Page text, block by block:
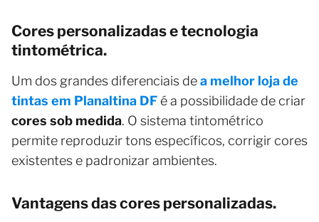
Cores personalizadas e tecnologia
tintométrica.
Um dos grandes diferenciais dea melhor loja de
tintas em Planaltina DF é a possibilidade de criar
cores sob medida. O sistema tintométrico
permite reproduzir tons específicos, corrigir cores
existentes e padronizar ambientes.
Vantagens das cores personalizadas.